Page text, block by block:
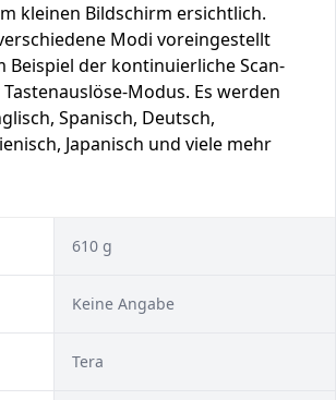
kleinen Bildschirm ersichtlich.
Modi voreingestellt
Beispiel der kontinuierliche Scan-
Modus. Es werden
Spanisch, Deutsch,
Japanisch und viele mehr
610 g
Keine Angabe
Tera